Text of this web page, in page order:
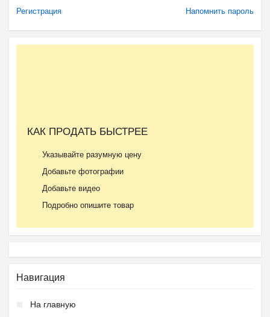
Регистрация Напомнить пароль
КАК ПРОДАТЬ БЫСТРЕЕ
Указывайте разумную цену
Добавьте фотографии
Добавьте видео
Подробно опишите товар
Навигация
На главную